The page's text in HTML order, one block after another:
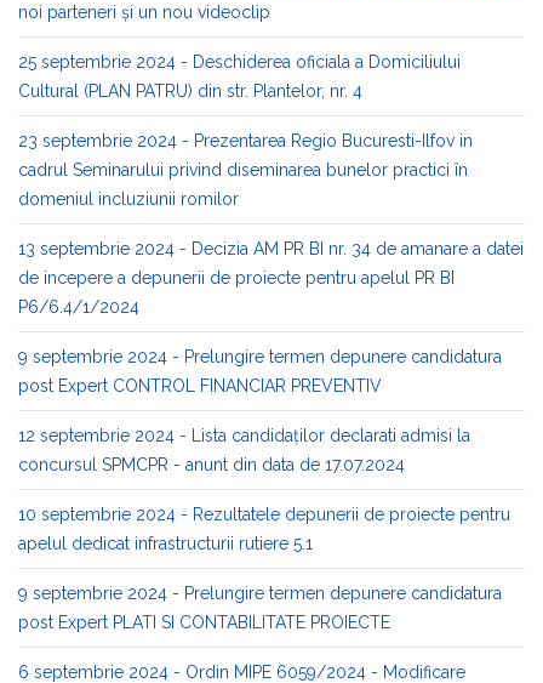
noi parteneri și un nou videoclip
25 septembrie 2024 - Deschiderea oficiala a Domiciliului
Cultural (PLAN PATRU) din str. Plantelor, nr. 4
23 septembrie 2024 - Prezentarea Regio Bucuresti-Ilfov in
cadrul Seminarului privind diseminarea bunelor practici în
domeniul incluziunii romilor
13 septembrie 2024 - Decizia AM PR BI nr. 34 de amanare a datei
de incepere a depunerii de proiecte pentru apelul PR BI
P6/6.4/1/2024
9 septembrie 2024 - Prelungire termen depunere candidatura
post Expert CONTROL FINANCIAR PREVENTIV
12 septembrie 2024 - Lista candidaților declarati admisi la
concursul SPMCPR - anunt din data de 17.07.2024
10 septembrie 2024 - Rezultatele depunerii de proiecte pentru
apelul dedicat infrastructurii rutiere 5.1
9 septembrie 2024 - Prelungire termen depunere candidatura
post Expert PLATI SI CONTABILITATE PROIECTE
6 septembrie 2024 - Ordin MIPE 6059/2024 - Modificare